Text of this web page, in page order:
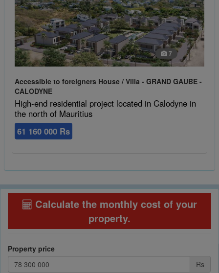
7
Accessible to foreigners House / Villa - GRAND GAUBE -
CALODYNE
High-end residential project located in Calodyne in
the north of Mauritius
61 160 000 Rs
Calculate the monthly cost of your
property.
Property price
Rs